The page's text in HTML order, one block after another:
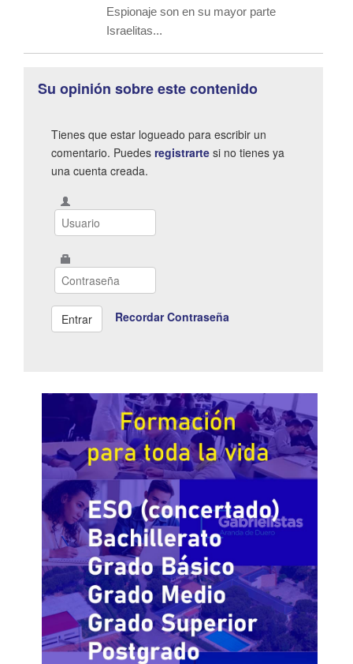
Espionaje son en su mayor parte
Israelitas...
Su opinión sobre este contenido
Tienes que estar logueado para escribir un
comentario. Puedes registrarte si no tienes ya
una cuenta creada.
Recordar Contraseña